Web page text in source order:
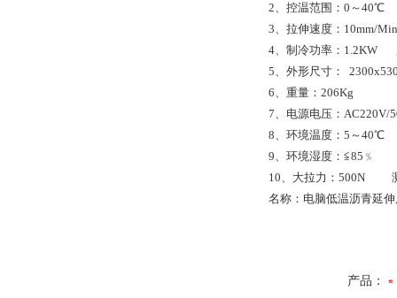
2、控温范围：0～
3、拉伸速度：10mm/
4、制冷功率：1.2KW
5、外形尺寸：
6、重量：206Kg
7、电源电压：AC220V/
8、环境温度：5～40℃
9、环境湿度：≦85﹪
10、大拉力：500N
名称：电脑低温沥青延
产品：